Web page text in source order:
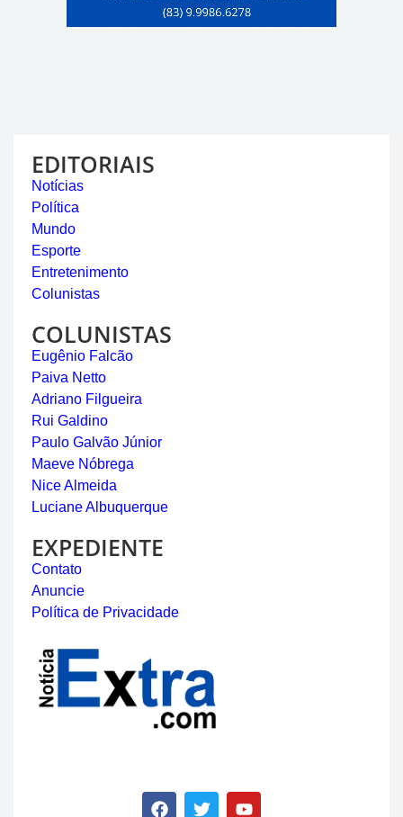
EDITORIAIS
Notícias
Política
Mundo
Esporte
Entretenimento
Colunistas
COLUNISTAS
Eugênio Falcão
Paiva Netto
Adriano Filgueira
Rui Galdino
Paulo Galvão Júnior
Maeve Nóbrega
Nice Almeida
Luciane Albuquerque
EXPEDIENTE
Contato
Anuncie
Política de Privacidade